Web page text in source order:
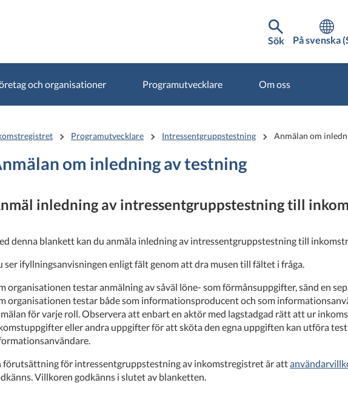
Sök På svenska
och organisationer Programutvecklare Om oss
Programutvecklare Intressentgruppstestning Anmälan om
om inledning av testning
inledning av intressentgruppstestning till
denna blankett kan du anmäla inledning av intressentgruppstestning till
ser ifyllningsanvisningen enligt fält genom att dra musen till fältet i fråga.
organisationen testar anmälning av såväl löne- som förmånsuppgifter, sänd en
organisationen testar både som informationsproducent och som
för varje roll. Observera att enbart en aktör med lagstadgad rätt att ur
eller andra uppgifter för att sköta den egna uppgiften kan utföra
förutsättning för intressentgruppstestning av inkomstregistret är att
Villkoren godkänns i slutet av blanketten.